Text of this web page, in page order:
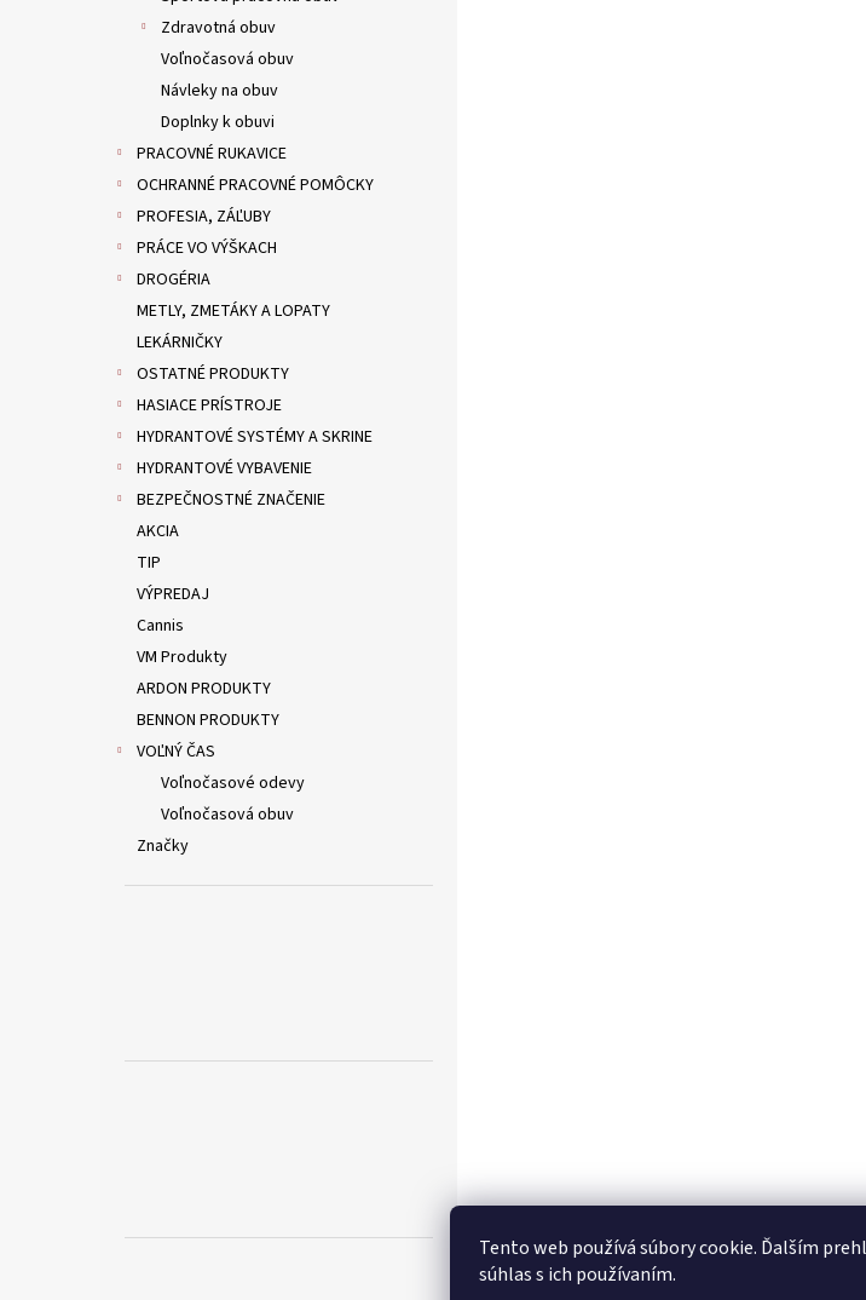
Tento web používá súbory cookie. Ďalším
súhlas s ich používaním.
Zdravotná obuv
Voľnočasová obuv
Návleky na obuv
Doplnky k obuvi
PRACOVNÉ RUKAVICE
OCHRANNÉ PRACOVNÉ POMÔCKY
PROFESIA, ZÁĽUBY
PRÁCE VO VÝŠKACH
DROGÉRIA
METLY, ZMETÁKY A LOPATY
LEKÁRNIČKY
OSTATNÉ PRODUKTY
HASIACE PRÍSTROJE
HYDRANTOVÉ SYSTÉMY A SKRINE
HYDRANTOVÉ VYBAVENIE
BEZPEČNOSTNÉ ZNAČENIE
AKCIA
TIP
VÝPREDAJ
Cannis
VM Produkty
ARDON PRODUKTY
BENNON PRODUKTY
VOĽNÝ ČAS
Voľnočasové odevy
Voľnočasová obuv
Značky